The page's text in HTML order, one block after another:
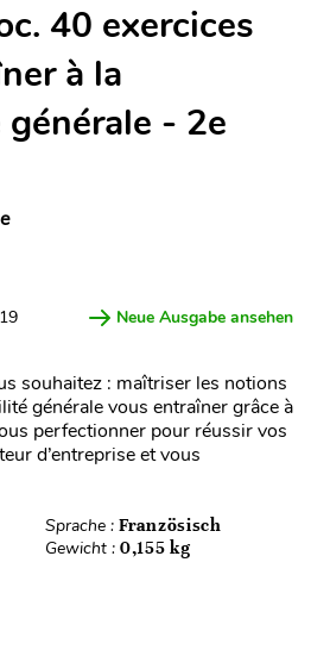
40 exercices
à la
- 2e
Neue Ausgabe ansehen
souhaitez : maîtriser les notions
générale vous entraîner grâce à
perfectionner pour réussir vos
d’entreprise et vous
Sprache : Französisch
Gewicht : 0,155 kg